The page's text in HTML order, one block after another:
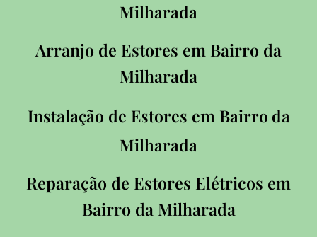
Milharada
Arranjo de Estores em Bairro da
Milharada
Instalação de Estores em Bairro da
Milharada
Reparação de Estores Elétricos em
Bairro da Milharada